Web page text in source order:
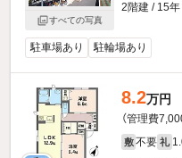
すべての写真
2階建 / 15
駐車場あり 駐輪場あり
8.2万円
（管理費
敷 不要 礼